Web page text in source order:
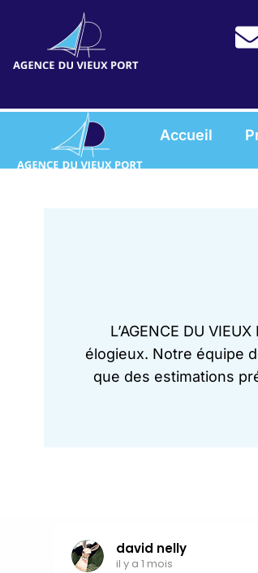
Accueil
L’AGENCE DU
élogieux. Notre équipe
que des estimations
david nelly
il y a 1 mois